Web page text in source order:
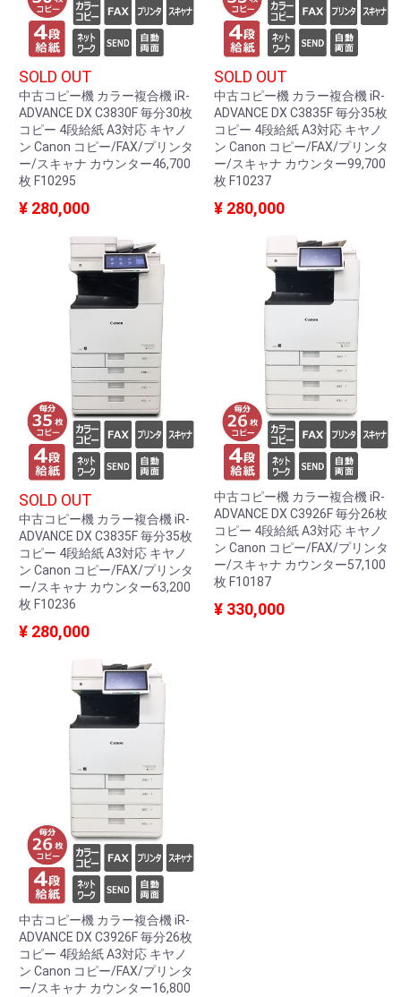
SOLD OUT
中古コピー機 カラー複合機 iR-
ADVANCE DX C3830F 毎分30枚
コピー 4段給紙 A3対応 キヤノ
ン Canon コピー/FAX/プリンタ
ー/スキャナ カウンター46,700
枚 F10295
¥ 280,000
SOLD OUT
中古コピー機 カラー複合機 iR-
ADVANCE DX C3835F 毎分35枚
コピー 4段給紙 A3対応 キヤノ
ン Canon コピー/FAX/プリンタ
ー/スキャナ カウンター99,700
枚 F10237
¥ 280,000
SOLD OUT
中古コピー機 カラー複合機 iR-
ADVANCE DX C3835F 毎分35枚
コピー 4段給紙 A3対応 キヤノ
ン Canon コピー/FAX/プリンタ
ー/スキャナ カウンター63,200
枚 F10236
¥ 280,000
中古コピー機 カラー複合機 iR-
ADVANCE DX C3926F 毎分26枚
コピー 4段給紙 A3対応 キヤノ
ン Canon コピー/FAX/プリンタ
ー/スキャナ カウンター57,100
枚 F10187
¥ 330,000
中古コピー機 カラー複合機 iR-
ADVANCE DX C3926F 毎分26枚
コピー 4段給紙 A3対応 キヤノ
ン Canon コピー/FAX/プリンタ
ー/スキャナ カウンター16,800